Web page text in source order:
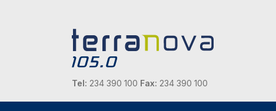
Tel: 234 390 100 Fax: 234 390 100
Endereço Postal